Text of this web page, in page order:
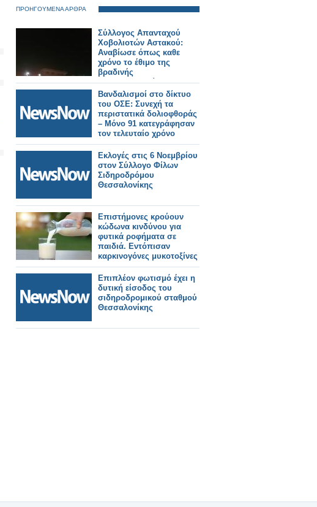
ΠΡΟΗΓΟΥΜΕΝΑ ΑΡΘΡΑ
Σύλλογος Απανταχού
Χοβολιοτών Αστακού:
Αναβίωσε όπως καθε
χρόνο το έθιμο της
βραδινής
λαμπαδηδρομίας.
Βανδαλισμοί στο δίκτυο
του ΟΣΕ: Συνεχή τα
περιστατικά δολιοφθοράς
– Μόνο 91 κατεγράφησαν
τον τελευταίο χρόνο
Εκλογές στις 6 Νοεμβρίου
στον Σύλλογο Φίλων
Σιδηροδρόμου
Θεσσαλονίκης
Επιστήμονες κρούουν
κώδωνα κινδύνου για
φυτικά ροφήματα σε
παιδιά. Εντόπισαν
καρκινογόνες μυκοτοξίνες
Επιπλέον φωτισμό έχει η
δυτική είσοδος του
σιδηροδρομικού σταθμού
Θεσσαλονίκης